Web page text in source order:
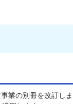
業の別冊を改訂し